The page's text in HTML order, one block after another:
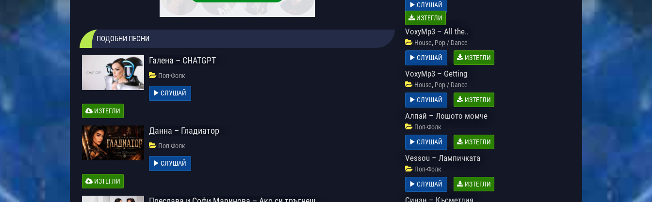
ПОДОБНИ ПЕСНИ
Галена – CHATGPT
Поп-Фолк
СЛУШАЙ
ИЗТЕГЛИ
Данна – Гладиатор
Поп-Фолк
СЛУШАЙ
ИЗТЕГЛИ
СЛУШАЙ
ИЗТЕГЛИ
VoxyMp3 – All the..
House, Pop / Dance
СЛУШАЙ
ИЗТЕГЛИ
VoxyMp3 – Getting
House, Pop / Dance
СЛУШАЙ
ИЗТЕГЛИ
Алпай – Лошото момче
Поп-Фолк
СЛУШАЙ
ИЗТЕГЛИ
Vessou – Лампичката
Поп-Фолк
СЛУШАЙ
ИЗТЕГЛИ
Синан – Късметлия